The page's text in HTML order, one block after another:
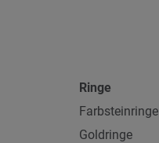
Ringe
Farbsteinringe
Goldringe